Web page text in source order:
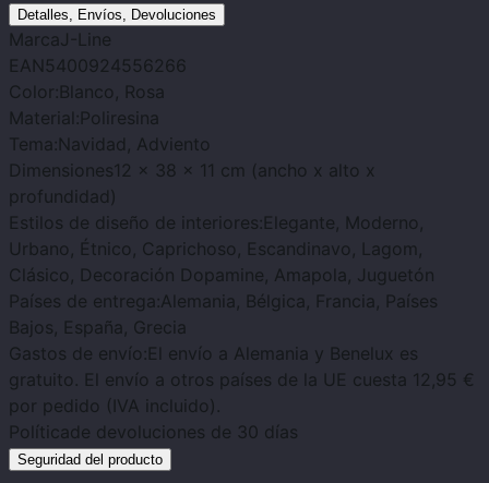
Detalles, Envíos, Devoluciones
MarcaJ-Line
EAN 5400924556266
Color:Blanco, Rosa
Material:Poliresina
Tema:Navidad, Adviento
Dimensiones12 x 38 x 11 cm (ancho x alto x
profundidad)
Estilos de diseño de interiores:Elegante, Moderno,
Urbano, Étnico, Caprichoso, Escandinavo, Lagom,
Clásico, Decoración Dopamine, Amapola, Juguetón
Países de entrega:Alemania, Bélgica, Francia, Países
Bajos, España, Grecia
Gastos de envío:El envío a Alemania y Benelux es
gratuito. El envío a otros países de la UE cuesta 12,95 €
por pedido (IVA incluido).
Políticade devoluciones de 30 días
Seguridad del producto